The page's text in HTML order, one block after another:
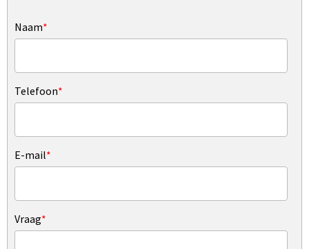
Naam*
Telefoon*
E-mail*
Vraag*